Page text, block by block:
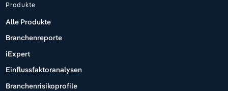
Produkte
Alle Produkte
Branchenreporte
iExpert
Einflussfaktoranalysen
Branchenrisikoprofile